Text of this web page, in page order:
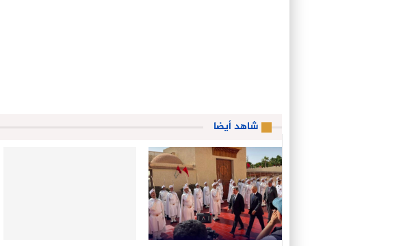
شاهد أيضا